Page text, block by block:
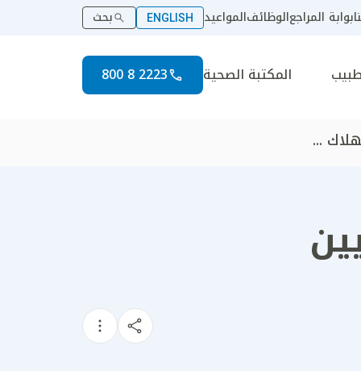
بوابة المراجعالوظائفالمواعيد ENGLISH بحث
المكتبة الصحية 2223 8 800
...